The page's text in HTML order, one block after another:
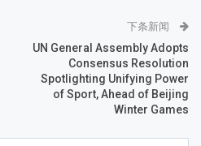
下条新闻
UN General Assembly Adopts
Consensus Resolution
Spotlighting Unifying Power
of Sport, Ahead of Beijing
Winter Games